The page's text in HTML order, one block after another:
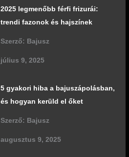
2025 legmenőbb férfi frizurái:
trendi fazonok és hajszínek
Szerző: Bajusz
július 9, 2025
5 gyakori hiba a bajuszápolásban,
és hogyan kerüld el őket
Szerző: Bajusz
augusztus 9, 2025